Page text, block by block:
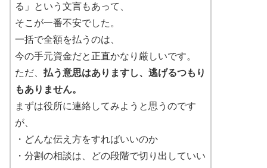
る」という文言もあって、
そこが一番不安でした。
一括で全額を払うのは、
今の手元資金だと正直かなり厳しいです。
ただ、 払う意思はありますし、逃げるつもり
もありません。
まずは役所に連絡してみようと思うのです
が、
・どんな伝え方をすればいいのか
・分割の相談は、どの段階で切り出していい